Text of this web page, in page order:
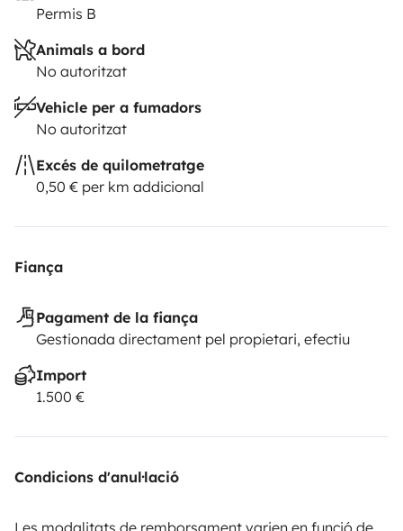
Permis B
Animals a bord
No autoritzat
Vehicle per a fumadors
No autoritzat
Excés de quilometratge
0,50 € per km addicional
Fiança
Pagament de la fiança
Gestionada directament pel propietari, efectiu
Import
1.500 €
Condicions d'anul·lació
Les modalitats de remborsament varien en funció de